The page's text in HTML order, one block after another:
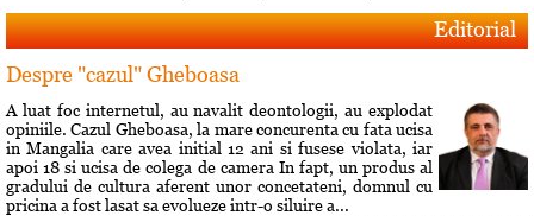
Editorial
Despre "cazul" Gheboasa
A luat foc internetul, au navalit deontologii, au explodat
opiniile. Cazul Gheboasa, la mare concurenta cu fata ucisa
in Mangalia care avea initial 12 ani si fusese violata, iar
apoi 18 si ucisa de colega de camera In fapt, un produs al
gradului de cultura aferent unor concetateni, domnul cu
pricina a fost lasat sa evolueze intr-o siluire a...